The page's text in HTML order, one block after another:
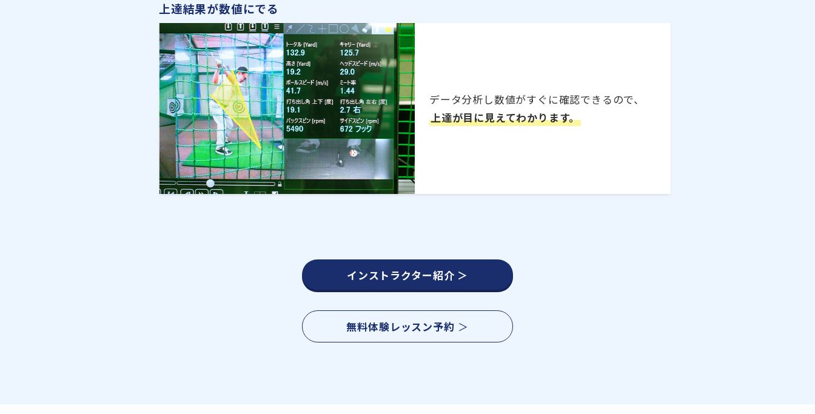
上達結果が数値にでる
データ分析し数値がすぐに確認できるので、
上達が目に見えてわかります。
インストラクター紹介 ＞
無料体験レッスン予約 ＞